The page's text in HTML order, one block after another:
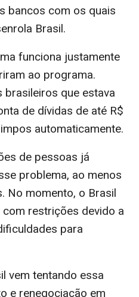
bancos com os quais
Brasil.
funciona justamente
ao programa.
brasileiros que estava
de dívidas de até R$
automaticamente.
de pessoas já
problema, ao menos
No momento, o Brasil
restrições devido a
para
vem tentando essa
e renegociação em